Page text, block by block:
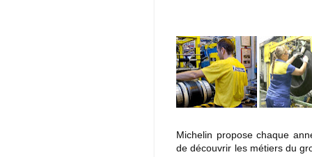
Michelin propose chaque
de découvrir les métiers du